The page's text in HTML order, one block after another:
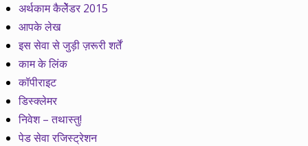
अर्थकाम कैलेेंडर 2015
आपके लेख
इस सेवा से जुड़ी ज़रूरी शर्तें
काम के लिंक
कॉपीराइट
डिस्क्लेमर
निवेश – तथास्तु!
पेड सेवा रजिस्ट्रेशन